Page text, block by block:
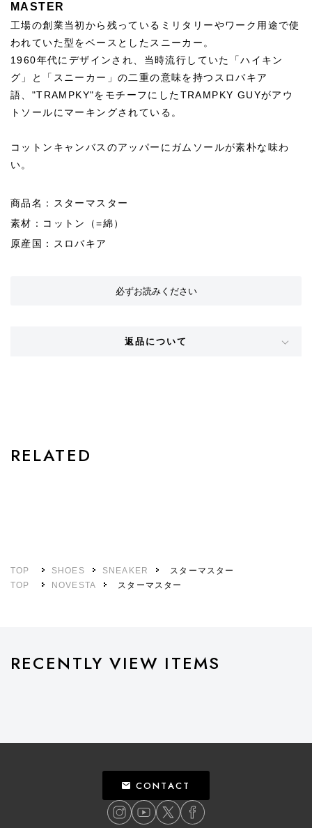
MASTER
工場の創業当初から残っているミリタリーやワーク用途で使
われていた型をベースとしたスニーカー。
1960年代にデザインされ、当時流行していた「ハイキン
グ」と「スニーカー」の二重の意味を持つスロバキア
語、"TRAMPKY"をモチーフにしたTRAMPKY GUYがアウ
トソールにマーキングされている。
コットンキャンバスのアッパーにガムソールが素朴な味わ
い。
商品名：スターマスター
素材：コットン（=綿）
原産国：スロバキア
必ずお読みください
返品について
RELATED
TOP SHOES SNEAKER
スターマスター
TOP
NOVESTA スターマスター
RECENTLY VIEW ITEMS
CONTACT